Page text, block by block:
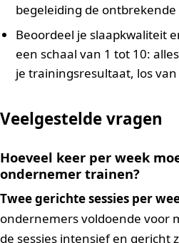
begeleiding de ontbrekende
Beoordeel je slaapkwaliteit
een schaal van 1 tot 10:
je trainingsresultaat, los
Veelgestelde vragen
Hoeveel keer per week
ondernemer trainen?
Twee gerichte sessies per
ondernemers voldoende voor
de sessies intensief en gericht